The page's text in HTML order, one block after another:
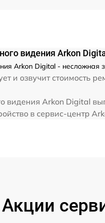
видения Arkon
Arkon Digital -
и озвучит стоимость
Arkon Digital
в сервис-центр
Акции